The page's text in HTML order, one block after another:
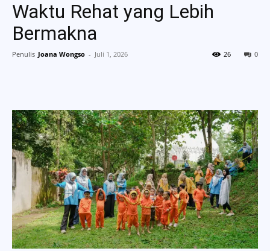
Waktu Rehat yang Lebih
Bermakna
Penulis Joana Wongso - Juli 1, 2026 0
26